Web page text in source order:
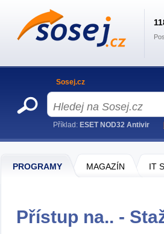
PROGRAMY MAGAZÍN IT
Přístup na.. -
Sosej.cz
Příklad: ESET NOD32 Antivir